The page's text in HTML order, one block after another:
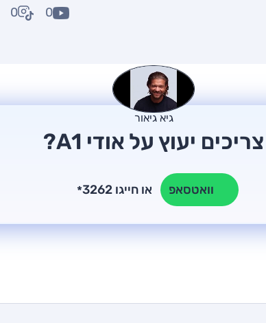
0
0
גיא גיאור
צריכים יעוץ על אודי A1?
וואטסאפ * או חייגו 3262